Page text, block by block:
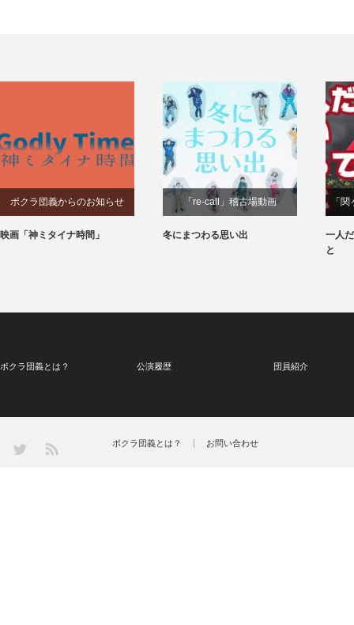
ボクラ団義からのお知らせ
映画「神ミタイナ時間」
「re-call」稽古場動画
冬にまつわる思い出
「
一人
と
ボクラ団義とは？ 公演履歴 団員紹介
Twitter ボクラ団義とは？ お問い合わせ